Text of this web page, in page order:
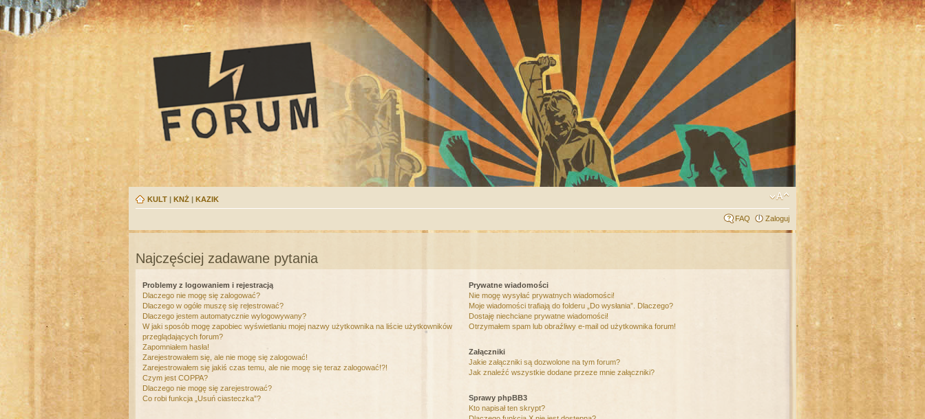
KULT | KNŻ | KAZIK
FAQ Zaloguj
Najczęściej zadawane pytania
Problemy z logowaniem i rejestracją
Dlaczego nie mogę się zalogować?
Dlaczego w ogóle muszę się rejestrować?
Dlaczego jestem automatycznie wylogowywany?
W jaki sposób mogę zapobiec wyświetlaniu mojej nazwy użytkownika na liście użytkowników
przeglądających forum?
Zapomniałem hasła!
Zarejestrowałem się, ale nie mogę się zalogować!
Zarejestrowałem się jakiś czas temu, ale nie mogę się teraz zalogować!?!
Czym jest COPPA?
Dlaczego nie mogę się zarejestrować?
Co robi funkcja „Usuń ciasteczka”?
Prywatne wiadomości
Nie mogę wysyłać prywatnych wiadomości!
Moje wiadomości trafiają do folderu „Do wysłania”. Dlaczego?
Dostaję niechciane prywatne wiadomości!
Otrzymałem spam lub obraźliwy e-mail od użytkownika forum!
Załączniki
Jakie załączniki są dozwolone na tym forum?
Jak znaleźć wszystkie dodane przeze mnie załączniki?
Sprawy phpBB3
Kto napisał ten skrypt?